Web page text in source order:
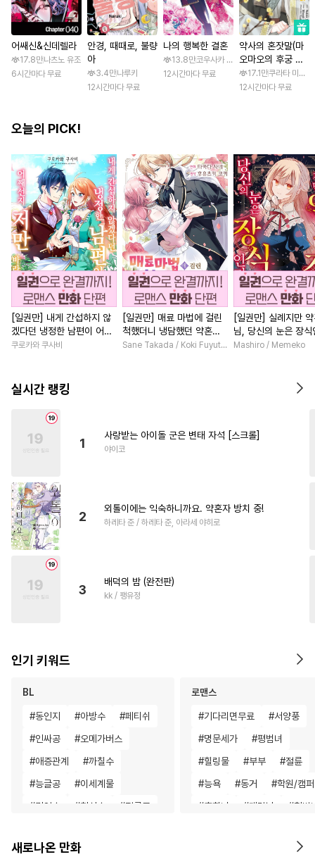
어쌔신&신데렐라
17.8만나츠노 유조
6시간마다 무료
안경, 때때로, 불량
아
3.4만나루키
12시간마다 무료
나의 행복한 결혼
13.8만코우사카 리토 / 아기토기 아쿠미
12시간마다 무료
약사의 혼잣말(마
오마오의 후궁 수
수께끼 풀이수첩)
17.1만쿠라타 미노
12시간마다 무료
오늘의 PICK!
[일권만] 내게 간섭하지 않
겠다던 냉정한 남편이 어째
선지 저만 바라봅니다 [단행
쿠로카와 쿠사비
[일권만] 매료 마법에 걸린
척했더니 냉담했던 약혼자
가 맹목적인 사랑꾼이 되었
Sane Takada / Koki Fuyutsuki
[일권만] 실례지만
님, 당신의 눈은 장식
요? [단행본]
Mashiro / Memeko
실시간 랭킹
1
사랑받는 아이돌 군은 변태 자석 [스크롤]
야이코
2
외톨이에는 익숙하니까요. 약혼자 방치 중!
하레타 준 / 하레타 준, 아라세 야히로
3
배덕의 밤 (완전판)
kk / 팽유정
인기 키워드
BL
#동인지 #아방수 #페티쉬
#인싸공 #오메가버스
#애증관계 #까칠수
#능글공 #이세계물
#귀염수 #헌신수 #절륜공
#감자수 #연하공
로맨스
#기다리면무료 #서양풍
#명문세가 #평범녀
#힐링물 #부부 #절륜
#능욕 #동거 #학원/캠
#후회녀 #계략남 #철벽
새로나온 만화